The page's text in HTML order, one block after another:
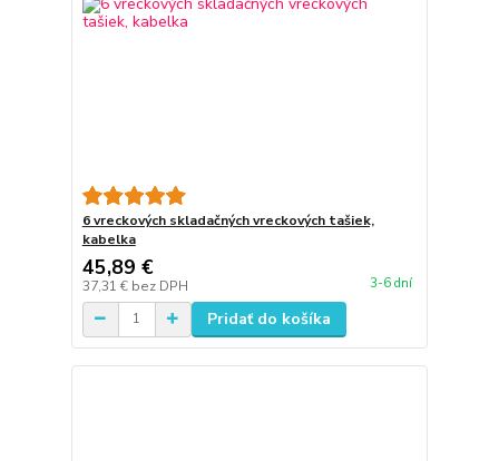
6 vreckových skladačných vreckových tašiek,
kabelka
45,89 €
37,31 € bez DPH 3-6 dní
Pridať do košíka